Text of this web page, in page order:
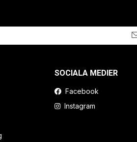
SOCIALA MEDIER
Facebook
Instagram